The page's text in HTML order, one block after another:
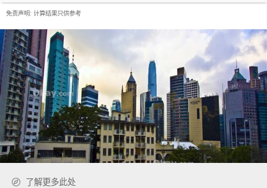
免责声明: 计算结果只供参考
了解更多此处